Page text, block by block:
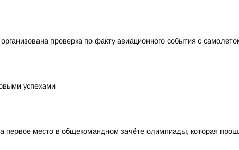
проверка по факту авиационного события с
успехами
первое место в общекомандном зачёте олимпиады, которая